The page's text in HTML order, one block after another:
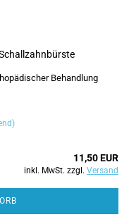
Behandlung
11,50 EUR
inkl. MwSt. zzgl. Versand